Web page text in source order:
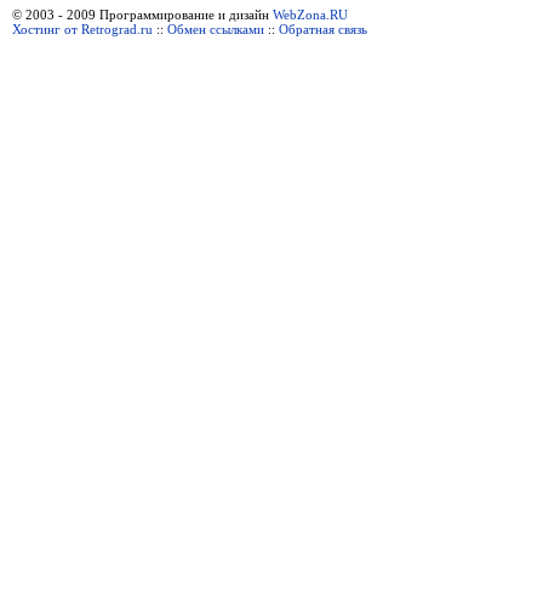
© 2003 - 2009 Программирование и дизайн WebZona.RU
Хостинг от Retrograd.ru :: Обмен ссылками :: Обратная связь